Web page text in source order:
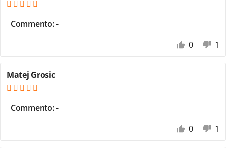
Commento:-
0
1
Matej Grosic
Commento:-
0
1